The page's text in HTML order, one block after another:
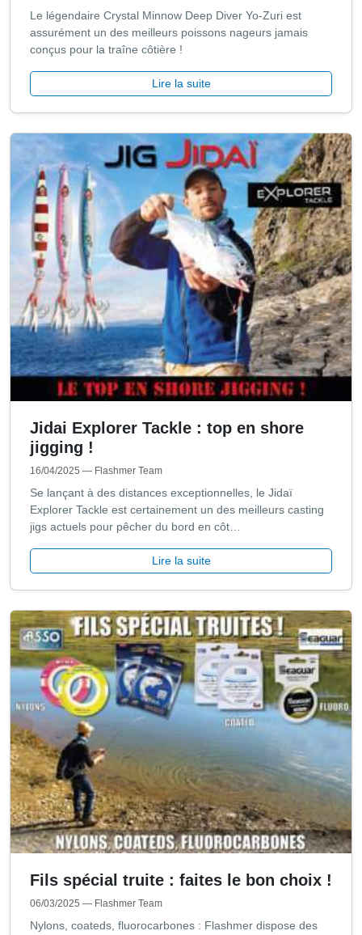
Le légendaire Crystal Minnow Deep Diver Yo-Zuri est
assurément un des meilleurs poissons nageurs jamais
conçus pour la traîne côtière !
Lire la suite
Jidai Explorer Tackle : top en shore
jigging !
16/04/2025 — Flashmer Team
Se lançant à des distances exceptionnelles, le Jidaï
Explorer Tackle est certainement un des meilleurs casting
jigs actuels pour pêcher du bord en côt…
Lire la suite
Fils spécial truite : faites le bon choix !
06/03/2025 — Flashmer Team
Nylons, coateds, fluorocarbones : Flashmer dispose des